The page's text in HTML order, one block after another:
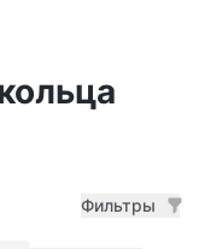
Фильтры